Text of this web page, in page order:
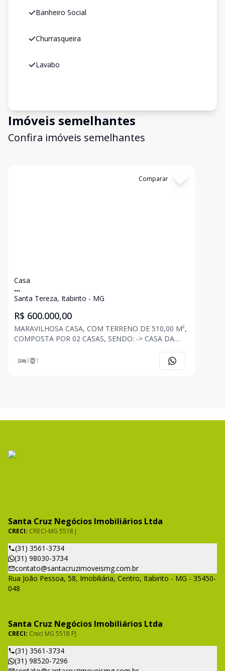
Banheiro Social
Churrasqueira
Lavabo
Imóveis semelhantes
Confira imóveis semelhantes
Comparar
Casa
...
Santa Tereza, Itabirito - MG
R$ 600.000,00
MARAVILHOSA CASA, COM TERRENO DE 510,00 M²,
COMPOSTA POR 02 CASAS, SENDO: -> CASA DA
TV, BANHEIRO, COZINHA, ÁREA DE SERVIÇO E
3 1
Santa Cruz Negócios Imobiliários Ltda
CRECI: CRECI-MG 5518 J
(31) 3561-3734
(31) 98030-3734
contato@santacruzimoveismg.com.br
Rua João Pessoa, 58, Imobiliária, Centro, Itabirito - MG - 35450-
048
Santa Cruz Negócios Imobiliários Ltda
CRECI: Creci MG 5518 PJ
(31) 3561-3734
(31) 98520-7296